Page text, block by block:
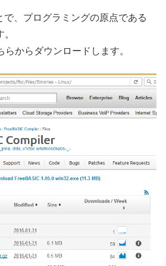
で、プログラミングの原点である
らからダウンロードします。